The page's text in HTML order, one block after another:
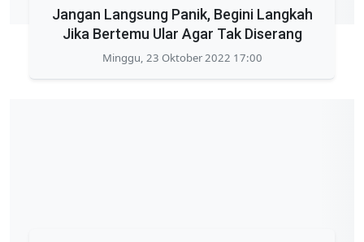
Jangan Langsung Panik, Begini Langkah
Jika Bertemu Ular Agar Tak Diserang
Minggu, 23 Oktober 2022 17:00